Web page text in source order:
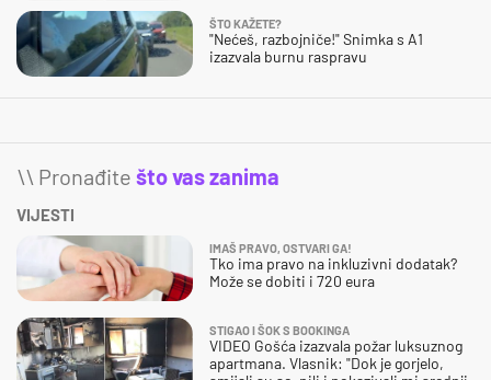
ŠTO KAŽETE?
"Nećeš, razbojniče!" Snimka s A1
izazvala burnu raspravu
\\ Pronađite što vas zanima
VIJESTI
IMAŠ PRAVO, OSTVARI GA!
Tko ima pravo na inkluzivni dodatak?
Može se dobiti i 720 eura
STIGAO I ŠOK S BOOKINGA
VIDEO Gošća izazvala požar luksuznog
apartmana. Vlasnik: "Dok je gorjelo,